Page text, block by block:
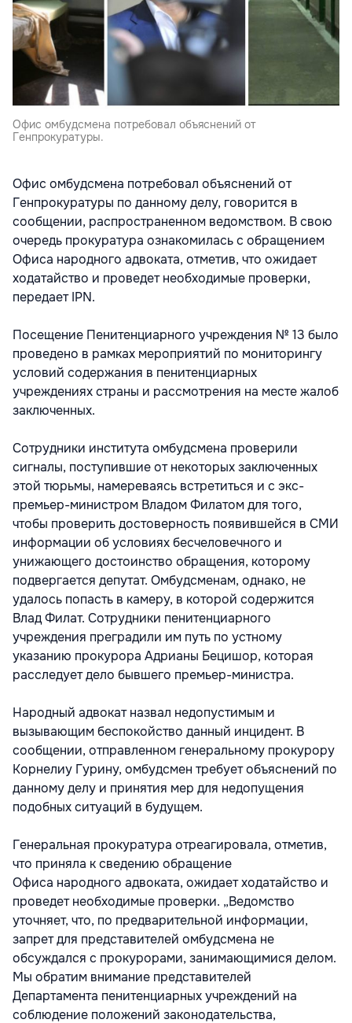
Офис омбудсмена потребовал объяснений от
Генпрокуратуры.
Офис омбудсмена потребовал объяснений от
Генпрокуратуры по данному делу, говорится в
сообщении, распространенном ведомством. В свою
очередь прокуратура ознакомилась с обращением
Офиса народного адвоката, отметив, что ожидает
ходатайство и проведет необходимые проверки,
передает IPN.
Посещение Пенитенциарного учреждения № 13 было
проведено в рамках мероприятий по мониторингу
условий содержания в пенитенциарных
учреждениях страны и рассмотрения на месте жалоб
заключенных.
Сотрудники института омбудсмена проверили
сигналы, поступившие от некоторых заключенных
этой тюрьмы, намереваясь встретиться и с экс-
премьер-министром Владом Филатом для того,
чтобы проверить достоверность появившейся в СМИ
информации об условиях бесчеловечного и
унижающего достоинство обращения, которому
подвергается депутат. Омбудсменам, однако, не
удалось попасть в камеру, в которой содержится
Влад Филат. Сотрудники пенитенциарного
учреждения преградили им путь по устному
указанию прокурора Адрианы Бецишор, которая
расследует дело бывшего премьер-министра.
Народный адвокат назвал недопустимым и
вызывающим беспокойство данный инцидент. В
сообщении, отправленном генеральному прокурору
Корнелиу Гурину, омбудсмен требует объяснений по
данному делу и принятия мер для недопущения
подобных ситуаций в будущем.
Генеральная прокуратура отреагировала, отметив,
что приняла к сведению обращение
Офиса народного адвоката, ожидает ходатайство и
проведет необходимые проверки. „Ведомство
уточняет, что, по предварительной информации,
запрет для представителей омбудсмена не
обсуждался с прокурорами, занимающимися делом.
Мы обратим внимание представителей
Департамента пенитенциарных учреждений на
соблюдение положений законодательства,